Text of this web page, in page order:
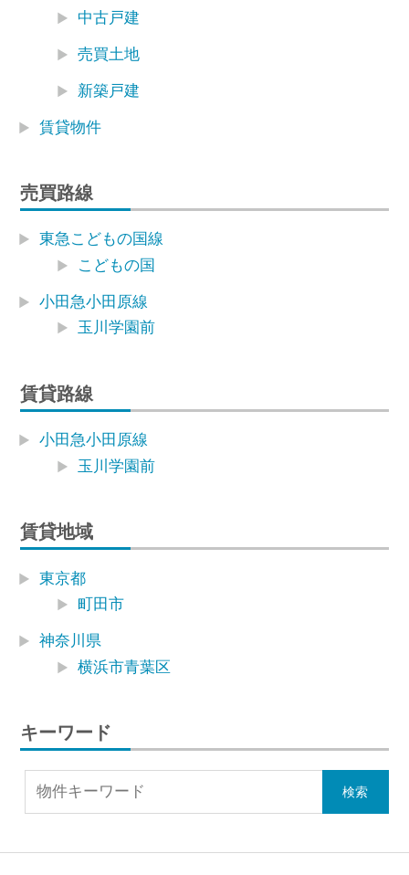
中古戸建
売買土地
新築戸建
賃貸物件
売買路線
東急こどもの国線
こどもの国
小田急小田原線
玉川学園前
賃貸路線
小田急小田原線
玉川学園前
賃貸地域
東京都
町田市
神奈川県
横浜市青葉区
キーワード